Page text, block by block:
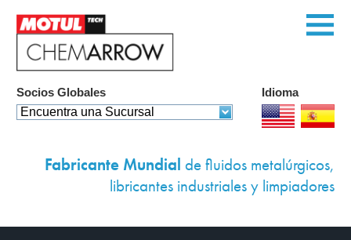
Socios Globales
Encuentra una Sucursal
Idioma
Fabricante Mundial de fluidos metalúrgicos,
libricantes industriales y limpiadores
Página de Inicio
Servicios